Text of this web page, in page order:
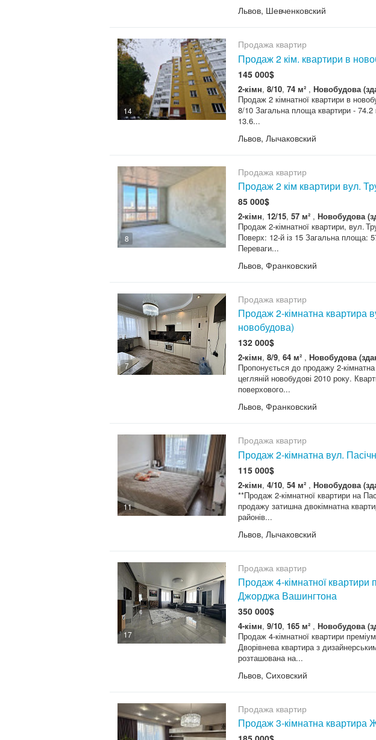
Львов, Шевченковский
14
Продажа квартир
Продаж 2 кім. квартири в
145 000$
2-кімн, 8/10, 74 м² , Новобудова
Продаж 2 кімнатної квартири в
8/10 Загальна площа квартири -
13.6...
Львов, Лычаковский
8
Продажа квартир
Продаж 2 кім квартири вул.
85 000$
2-кімн, 12/15, 57 м² , Новобудова
Продаж 2-кімнатної квартири, вул.
Поверх: 12-й із 15 Загальна площа:
Переваги...
Львов, Франковский
7
Продажа квартир
Продаж 2-кімнатна квартира
новобудова)
132 000$
2-кімн, 8/9, 64 м² , Новобудова
Пропонується до продажу 2-
цегляній новобудові 2010 року.
поверхового...
Львов, Франковский
11
Продажа квартир
Продаж 2-кімнатна вул.
115 000$
2-кімн, 4/10, 54 м² , Новобудова
**Продаж 2-кімнатної квартири на
продажу затишна двокімнатна
районів...
Львов, Лычаковский
17
Продажа квартир
Продаж 4-кімнатної квартири
Джорджа Вашингтона
350 000$
4-кімн, 9/10, 165 м² , Новобудова
Продаж 4-кімнатної квартири
Дворівнева квартира з
розташована на...
Львов, Сиховский
Продажа квартир
Продаж 3-кімнатна квартира